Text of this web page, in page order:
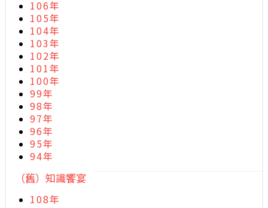
106年
105年
104年
103年
102年
101年
100年
99年
98年
97年
96年
95年
94年
（舊）知識饗宴
108年